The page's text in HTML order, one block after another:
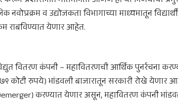
नवोप्रक्रम व उद्योजकता विभागाच्या माध्यमातून
राबविण्यात येणार आहेत.
विद्युत वितरण कंपनी – महावितरणची आर्थिक
कोटी रुपये) भांडवली बाजारातून सरकारी रोखे
करण्यात येणार असून, महावितरण कंपनी